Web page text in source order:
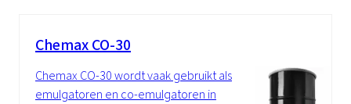
Chemax CO-30
Chemax CO-30 wordt vaak gebruikt als
emulgatoren en co-emulgatoren in